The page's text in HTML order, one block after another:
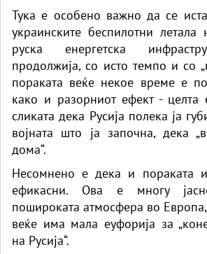
Тука е особено важно да се
украинските беспилотни летала
руска енергетска
продолжија, со исто темпо и со
пораката веќе некое време е
како и разорниот ефект -
сликата дека Русија полека ја
војната што ја започна, дека
дома“.
Несомнено е дека и пораката и
ефикасни. Ова е многу
пошироката атмосфера во
веќе има мала еуфорија за
на Русија“.